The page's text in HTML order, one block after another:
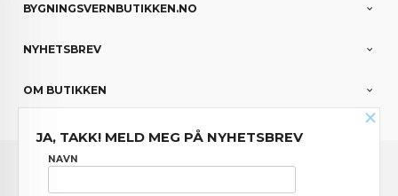
BYGNINGSVERNBUTIKKEN.NO
NYHETSBREV
OM BUTIKKEN
FRAKT
NYHETSBREV
×
JA, TAKK! MELD MEG PÅ NYHETSBREV
NAVN